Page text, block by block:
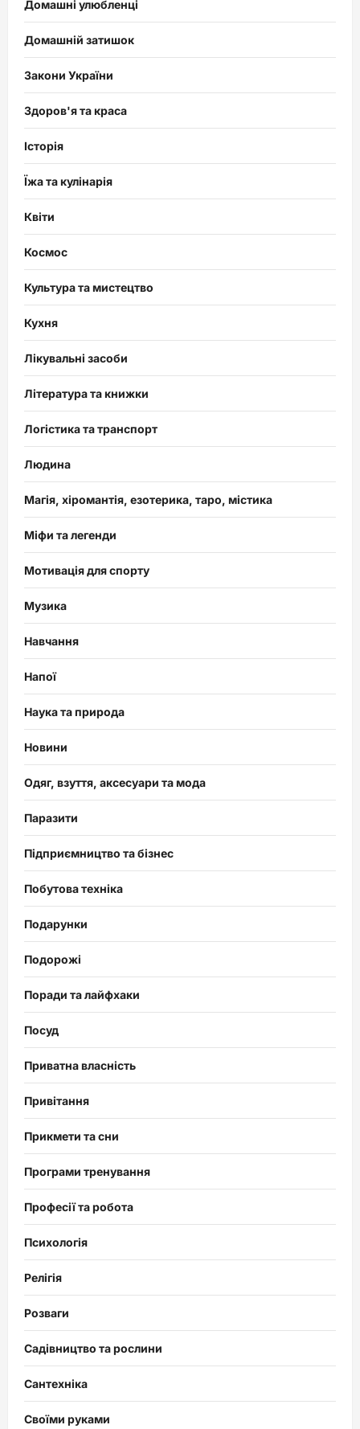
Домашні улюбленці
Домашній затишок
Закони України
Здоров'я та краса
Історія
Їжа та кулінарія
Квіти
Космос
Культура та мистецтво
Кухня
Лікувальні засоби
Література та книжки
Логістика та транспорт
Людина
Магія, хіромантія, езотерика, таро, містика
Міфи та легенди
Мотивація для спорту
Музика
Навчання
Напої
Наука та природа
Новини
Одяг, взуття, аксесуари та мода
Паразити
Підприємництво та бізнес
Побутова техніка
Подарунки
Подорожі
Поради та лайфхаки
Посуд
Приватна власність
Привітання
Прикмети та сни
Програми тренування
Професії та робота
Психологія
Релігія
Розваги
Садівництво та рослини
Сантехніка
Своїми руками